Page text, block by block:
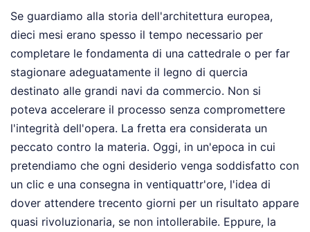
Se guardiamo alla storia dell'architettura europea,
dieci mesi erano spesso il tempo necessario per
completare le fondamenta di una cattedrale o per far
stagionare adeguatamente il legno di quercia
destinato alle grandi navi da commercio. Non si
poteva accelerare il processo senza compromettere
l'integrità dell'opera. La fretta era considerata un
peccato contro la materia. Oggi, in un'epoca in cui
pretendiamo che ogni desiderio venga soddisfatto con
un clic e una consegna in ventiquattr'ore, l'idea di
dover attendere trecento giorni per un risultato appare
quasi rivoluzionaria, se non intollerabile. Eppure, la